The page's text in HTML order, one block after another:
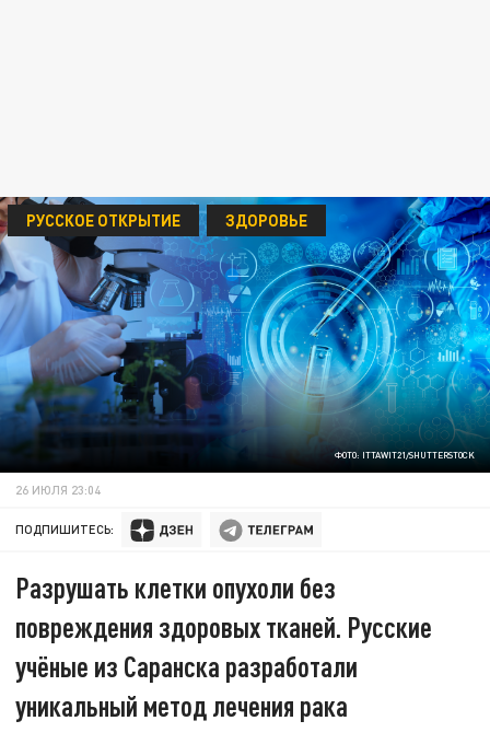
ФОТО: ITTAWIT21/SHUTTERSTOCK
РУССКОЕ ОТКРЫТИЕ ЗДОРОВЬЕ
26 ИЮЛЯ 23:04
ПОДПИШИТЕСЬ:
Разрушать клетки опухоли без
повреждения здоровых тканей. Русские
учёные из Саранска разработали
уникальный метод лечения рака